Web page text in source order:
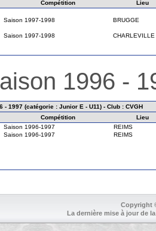
Compétition
Lieu
Saison 1997-1998
BRUGGE
Saison 1997-1998
CHARLEVILLE
1996 -
- 1997 (catégorie : Junior E - U11) - Club : CVGH
Compétition
Lieu
Saison 1996-1997
REIMS
Saison 1996-1997
REIMS
Copyright
La dernière mise à jour de